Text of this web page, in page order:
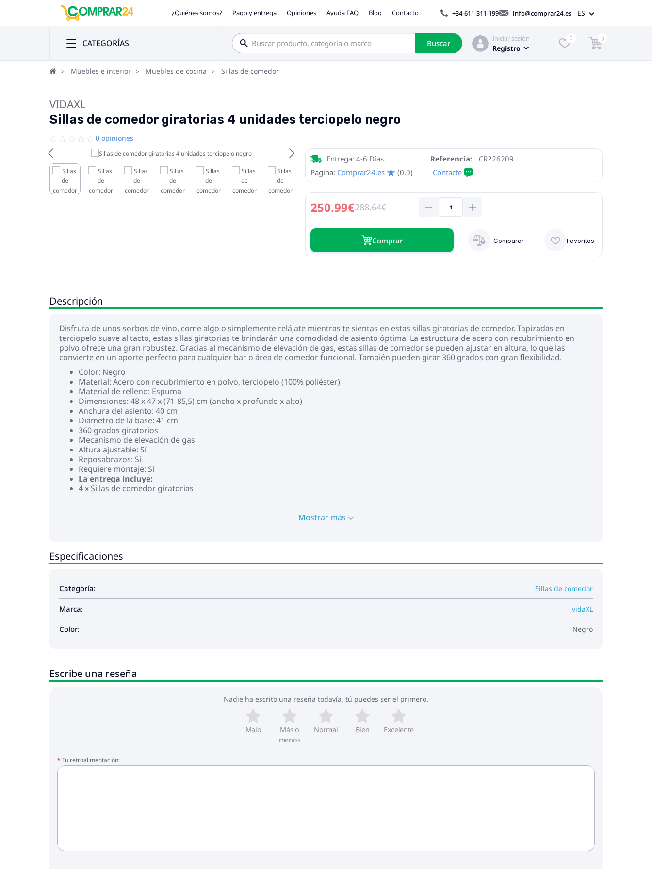
¿Quiénes somos? Pago y entrega Opiniones Ayuda FAQ Blog Contacto +34-611-311-199 info@comprar24.es ES
CATEGORÍAS Buscar
Iniciar sesión
Registro
0 0
Muebles e interior Muebles de cocina Sillas de comedor
VIDAXL
Sillas de comedor giratorias 4 unidades terciopelo negro
0 opiniones
Entrega: 4-6 Días Referencia:
CR226209
Pagina: Comprar24.es (0.0)
250.99€288.64€
Сomprar Favoritos
Comparar
Descripción
Disfruta de unos sorbos de vino, come algo o simplemente relájate mientras te sientas en estas sillas giratorias de comedor. Tapizadas en
terciopelo suave al tacto, estas sillas giratorias te brindarán una comodidad de asiento óptima. La estructura de acero con recubrimiento en
polvo ofrece una gran robustez. Gracias al mecanismo de elevación de gas, estas sillas de comedor se pueden ajustar en altura, lo que las
convierte en un aporte perfecto para cualquier bar o área de comedor funcional. También pueden girar 360 grados con gran flexibilidad.
Color: Negro
Material: Acero con recubrimiento en polvo, terciopelo (100% poliéster)
Material de relleno: Espuma
Dimensiones: 48 x 47 x (71-85,5) cm (ancho x profundo x alto)
Anchura del asiento: 40 cm
Diámetro de la base: 41 cm
360 grados giratorios
Mecanismo de elevación de gas
Altura ajustable: Sí
Reposabrazos: Sí
Requiere montaje: Sí
La entrega incluye:
4 x Sillas de comedor giratorias
Mostrar más
Especificaciones
Categoría: Sillas de comedor
Marca: vidaXL
Color: Negro
Escribe una reseña
Nadie ha escrito una reseña todavía, tú puedes ser el primero.
Malo
Más o
menos
Normal Bien Excelente
Tu retroalimentación: